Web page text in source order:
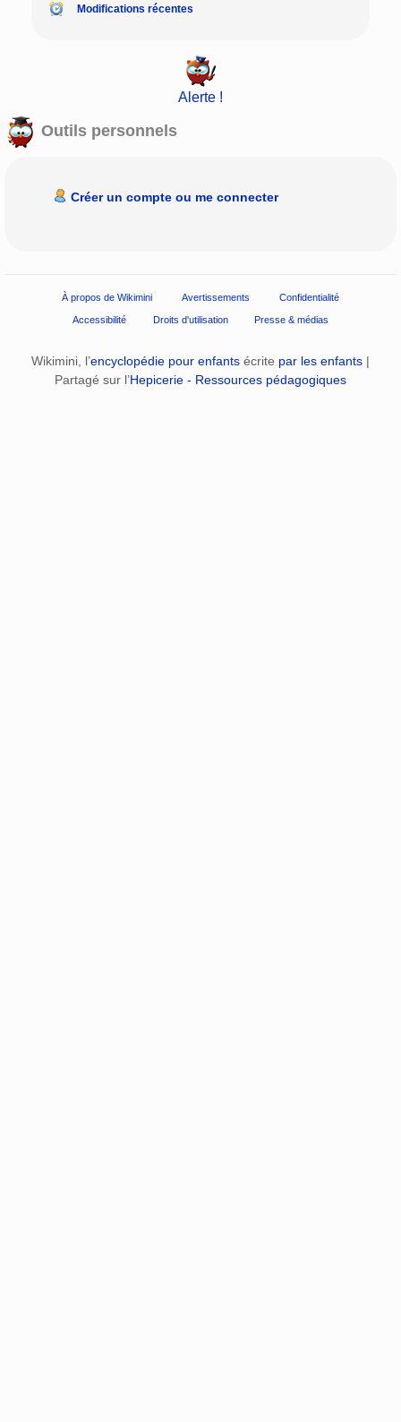
Modifications récentes
Alerte !
Outils personnels
Créer un compte ou me connecter
À propos de Wikimini Avertissements Confidentialité
Accessibilité Droits d'utilisation Presse & médias
Wikimini, l’encyclopédie pour enfants écrite par les enfants |
Partagé sur l’Hepicerie - Ressources pédagogiques